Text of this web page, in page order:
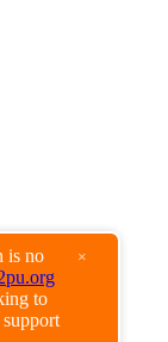
is no
to
×